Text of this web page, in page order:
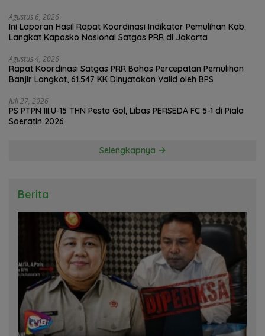
Agustus 6, 2026
Ini Laporan Hasil Rapat Koordinasi Indikator Pemulihan Kab.
Langkat Kaposko Nasional Satgas PRR di Jakarta
Agustus 4, 2026
Rapat Koordinasi Satgas PRR Bahas Percepatan Pemulihan
Banjir Langkat, 61.547 KK Dinyatakan Valid oleh BPS
Juli 27, 2026
PS PTPN III.U-15 THN Pesta Gol, Libas PERSEDA FC 5-1 di Piala
Soeratin 2026
Selengkapnya
Berita